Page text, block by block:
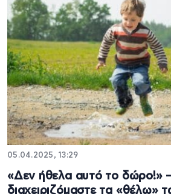
05.04.2025, 13:29
«Δεν ήθελα αυτό το δώρο!»
διαχειριζόμαστε τα «θέλω»